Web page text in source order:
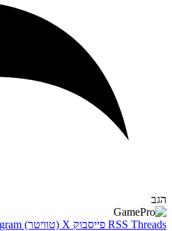
RSS פייסבוק X (טוויטר)
Telegram